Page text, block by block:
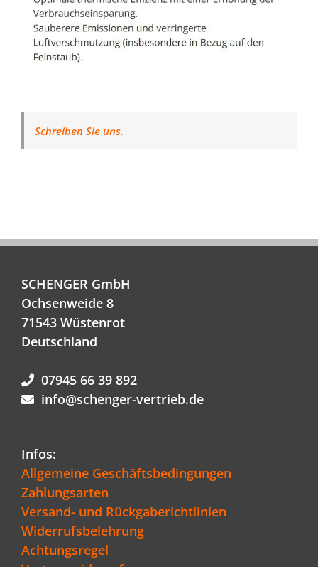
Schreiben Sie uns.
SCHENGER GmbH
Ochsenweide 8
71543 Wüstenrot
Deutschland
07945 66 39 892
info@schenger-vertrieb.de
Infos:
Allgemeine Geschäftsbedingungen
Zahlungsarten
Versand- und Rückgaberichtlinien
Widerrufsbelehrung
Achtungsregel